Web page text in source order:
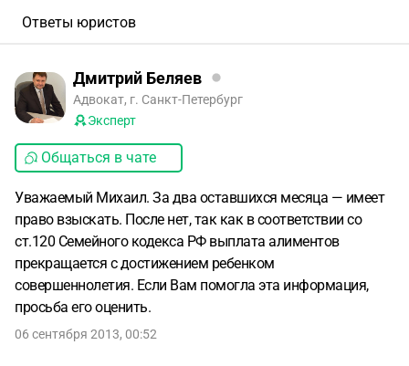
Ответы юристов
Дмитрий Беляев
Адвокат, г. Санкт-Петербург
Эксперт
Общаться в чате
Уважаемый Михаил. За два оставшихся месяца — имеет
право взыскать. После нет, так как в соответствии со
ст.120 Семейного кодекса РФ выплата алиментов
прекращается с достижением ребенком
совершеннолетия. Если Вам помогла эта информация,
просьба его оценить.
06 сентября 2013, 00:52